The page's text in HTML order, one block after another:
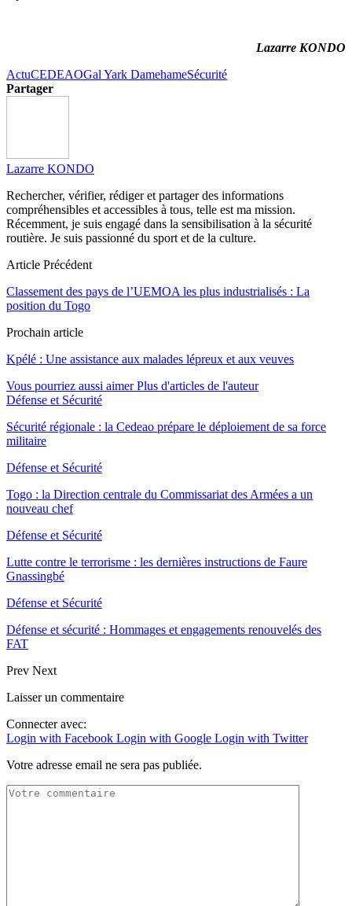
Lazarre KONDO
ActuCEDEAOGal Yark DamehameSécurité
Partager
Lazarre KONDO
Rechercher, vérifier, rédiger et partager des informations
compréhensibles et accessibles à tous, telle est ma mission.
Récemment, je suis engagé dans la sensibilisation à la sécurité
routière. Je suis passionné du sport et de la culture.
Article Précédent
Classement des pays de l’UEMOA les plus industrialisés : La
position du Togo
Prochain article
Kpélé : Une assistance aux malades lépreux et aux veuves
Vous pourriez aussi aimer Plus d'articles de l'auteur
Défense et Sécurité
Sécurité régionale : la Cedeao prépare le déploiement de sa force
militaire
Défense et Sécurité
Togo : la Direction centrale du Commissariat des Armées a un
nouveau chef
Défense et Sécurité
Lutte contre le terrorisme : les dernières instructions de Faure
Gnassingbé
Défense et Sécurité
Défense et sécurité : Hommages et engagements renouvelés des
FAT
Prev Next
Laisser un commentaire
Connecter avec:
Login with Facebook Login with Google Login with Twitter
Votre adresse email ne sera pas publiée.